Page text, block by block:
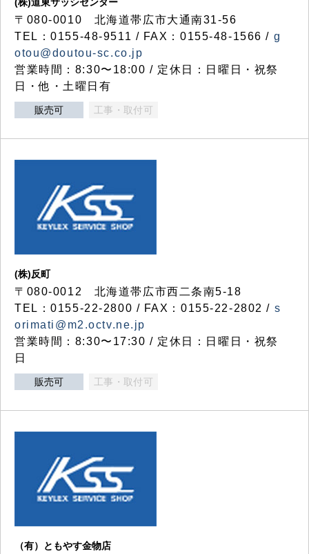
〒080-0010 北海道帯広市大通南31-56
TEL：0155-48-9511 / FAX：0155-48-1566 / g
otou@doutou-sc.co.jp
営業時間：8:30〜18:00 / 定休日：日曜日・祝祭
日・他・土曜日有
販売可 工事・取付可
(株)反町
〒080-0012 北海道帯広市西二条南5-18
TEL：0155-22-2800 / FAX：0155-22-2802 / s
orimati@m2.octv.ne.jp
営業時間：8:30〜17:30 / 定休日：日曜日・祝祭
日
販売可 工事・取付可
（有）ともやす金物店